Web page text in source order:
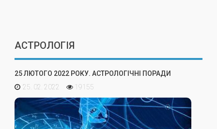
АСТРОЛОГІЯ
25 ЛЮТОГО 2022 РОКУ. АСТРОЛОГІЧНІ ПОРАДИ
25. 02. 2022
19155